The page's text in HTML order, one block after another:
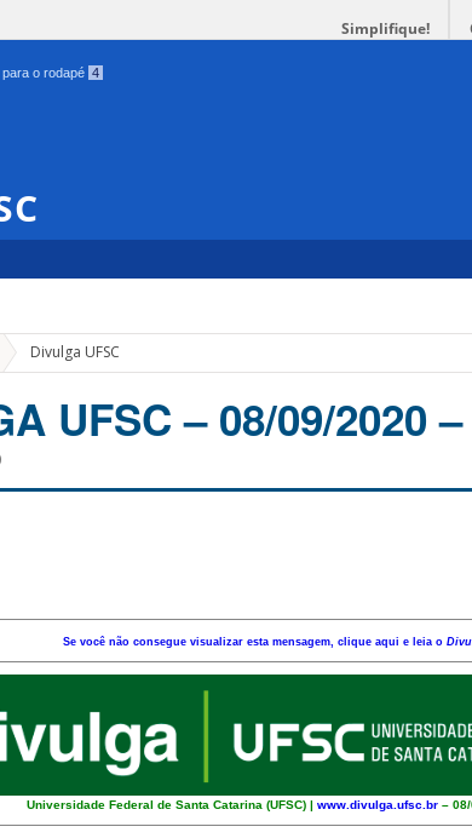
Simplifique!
para o rodapé 4
Divulga UFSC
UFSC – 08/09/2020
Se você não consegue visualizar esta mensagem, clique aqui e leia o
Universidade Federal de Santa Catarina (UFSC) | www.divulga.ufsc.br– 08/